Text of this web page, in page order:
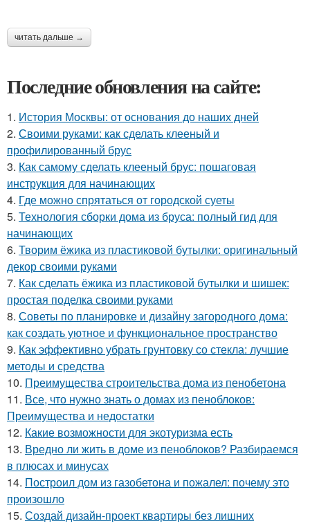
читать дальше →
Последние обновления на сайте:
1. История Москвы: от основания до наших дней
2. Своими руками: как сделать клееный и
профилированный брус
3. Как самому сделать клееный брус: пошаговая
инструкция для начинающих
4. Где можно спрятаться от городской суеты
5. Технология сборки дома из бруса: полный гид для
начинающих
6. Творим ёжика из пластиковой бутылки: оригинальный
декор своими руками
7. Как сделать ёжика из пластиковой бутылки и шишек:
простая поделка своими руками
8. Советы по планировке и дизайну загородного дома:
как создать уютное и функциональное пространство
9. Как эффективно убрать грунтовку со стекла: лучшие
методы и средства
10. Преимущества строительства дома из пенобетона
11. Все, что нужно знать о домах из пеноблоков:
Преимущества и недостатки
12. Какие возможности для экотуризма есть
13. Вредно ли жить в доме из пеноблоков? Разбираемся
в плюсах и минусах
14. Построил дом из газобетона и пожалел: почему это
произошло
15. Создай дизайн-проект квартиры без лишних